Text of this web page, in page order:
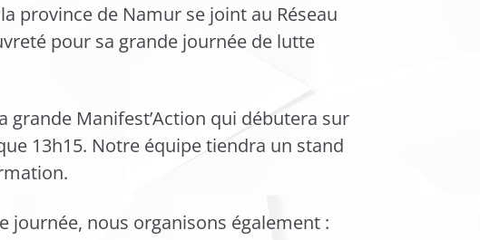
province de Namur se joint au Réseau
pour sa grande journée de lutte
grande Manifest’Action qui débutera sur
13h15. Notre équipe tiendra un stand
journée, nous organisons également :